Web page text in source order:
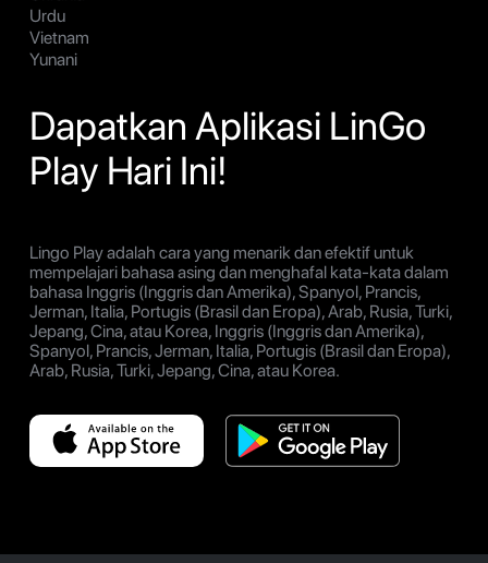
Urdu
Vietnam
Yunani
Dapatkan Aplikasi LinGo
Play Hari Ini!
Lingo Play adalah cara yang menarik dan efektif untuk
mempelajari bahasa asing dan menghafal kata-kata dalam
bahasa Inggris (Inggris dan Amerika), Spanyol, Prancis,
Jerman, Italia, Portugis (Brasil dan Eropa), Arab, Rusia, Turki,
Jepang, Cina, atau Korea, Inggris (Inggris dan Amerika),
Spanyol, Prancis, Jerman, Italia, Portugis (Brasil dan Eropa),
Arab, Rusia, Turki, Jepang, Cina, atau Korea.